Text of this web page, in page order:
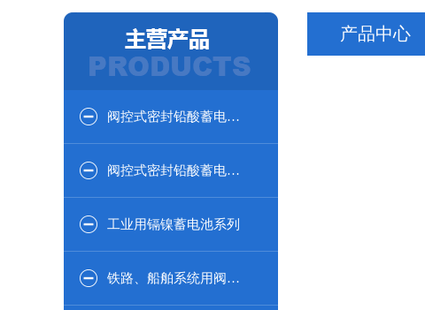
阀控式密封铅酸蓄电池12V系列
阀控式密封铅酸蓄电池2V系列
工业用镉镍蓄电池系列
铁路、船舶系统用阀控式密闭铅酸蓄电池系列
产品中心